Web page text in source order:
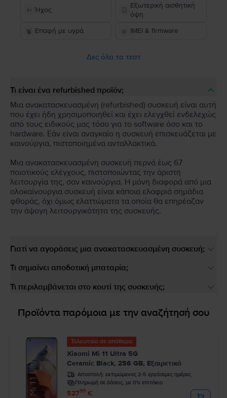
Ήχος
Εξωτερική αισθητική
όψη
Επαφή με υγρά
IMEI & firmware
Δες όλα τα τεστ
Τι είναι ένα refurbished προϊόν;
Μια ανακατασκευασμένη (refurbished) συσκευή είναι αυτή
που έχει ήδη χρησιμοποιηθεί και έχει ελεγχθεί ενδελεχώς
από τους ειδικούς μας τόσο για το software όσο και το
hardware. Εάν είναι αναγκαίο η συσκευή επισκευάζεται με
καινούργια, πιστοποιημένα ανταλλακτικά.
Μια ανακατασκευασμένη συσκευή περνά έως 67
ποιοτικούς ελέγχους, πιστοποιώντας την άριστη
λειτουργία της, σαν καινούργια. Η μόνη διαφορά από μια
ολοκαίνουργια συσκευή είναι κάποια ελαφριά σημάδια
φθοράς, όχι όμως ελαττώματα τα οποία θα επηρέαζαν
την άψογη λειτουργικότητα της συσκευής.
Γιατί να αγοράσεις μια ανακατασκευασμένη συσκευή;
Τι σημαίνει αποδοτική μπαταρία;
Τι περιλαμβάνεται στο κουτί της συσκευής;
Προϊόντα παρόμοια με την αναζήτησή σου
Τελευταίο σε απόθεμα
Xiaomi Mi 11 Ultra 5G
Ceramic Black, 256 GB, Εξαιρετικό
Αποστολή: εκτιμώμενος 2-5 εργάσιμες ημέρες
Πληρωμή σε δόσεις, με 0% επιτόκιο
52799 €